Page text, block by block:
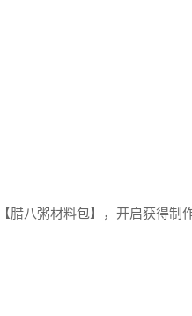
腊八粥材料包】，开启获得制